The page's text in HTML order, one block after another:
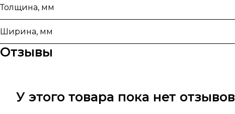
Толщина, мм
Ширина, мм
Отзывы
У этого товара пока нет